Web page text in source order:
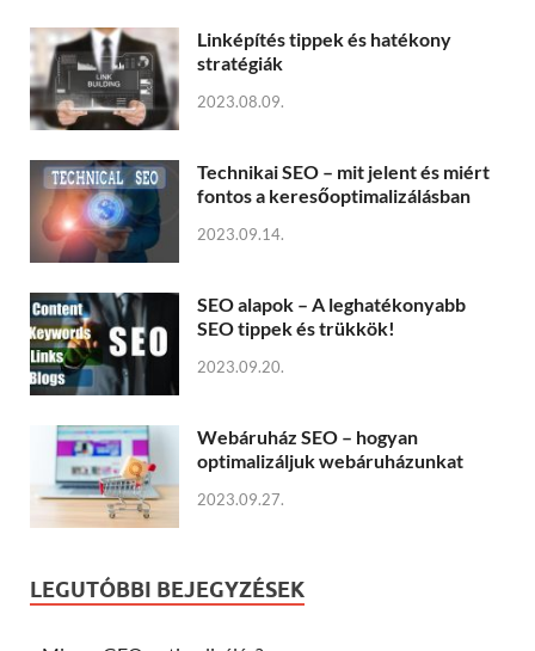
Linképítés tippek és hatékony
stratégiák
2023.08.09.
Technikai SEO – mit jelent és miért
fontos a keresőoptimalizálásban
2023.09.14.
SEO alapok – A leghatékonyabb
SEO tippek és trükkök!
2023.09.20.
Webáruház SEO – hogyan
optimalizáljuk webáruházunkat
2023.09.27.
LEGUTÓBBI BEJEGYZÉSEK